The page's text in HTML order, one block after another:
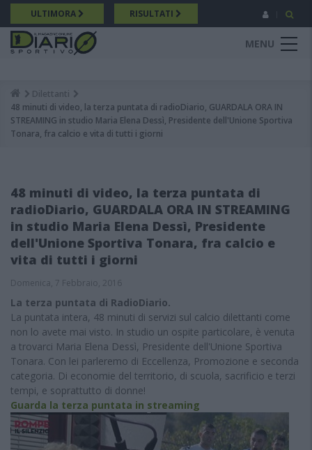
Salta
al
contenuto
principale
ULTIMORA RISULTATI
MENU
Breadcrumb
Dilettanti
48 minuti di video, la terza puntata di radioDiario, GUARDALA ORA IN
STREAMING in studio Maria Elena Dessì, Presidente dell'Unione Sportiva
Tonara, fra calcio e vita di tutti i giorni
48 minuti di video, la terza puntata di
radioDiario, GUARDALA ORA IN STREAMING
in studio Maria Elena Dessì, Presidente
dell'Unione Sportiva Tonara, fra calcio e
vita di tutti i giorni
Domenica, 7 Febbraio, 2016
La terza puntata di RadioDiario.
La puntata intera, 48 minuti di servizi sul calcio dilettanti come
non lo avete mai visto. In studio un ospite particolare, è venuta
a trovarci Maria Elena Dessì, Presidente dell'Unione Sportiva
Tonara. Con lei parleremo di Eccellenza, Promozione e seconda
categoria. Di economie del territorio, di scuola, sacrificio e terzi
tempi, e soprattutto di donne!
Guarda la terza puntata in streaming